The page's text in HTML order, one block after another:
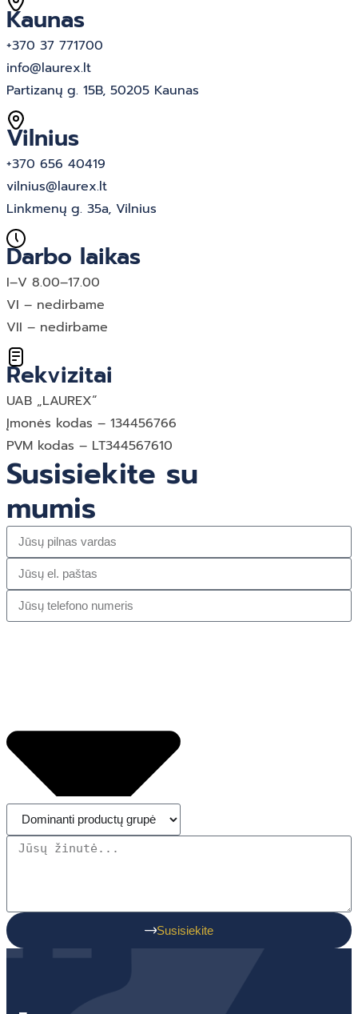
Kaunas
+370 37 771700
info@laurex.lt
Partizanų g. 15B, 50205 Kaunas
Vilnius
+370 656 40419
vilnius@laurex.lt
Linkmenų g. 35a, Vilnius
Darbo laikas
I–V 8.00–17.00
VI – nedirbame
VII – nedirbame
Rekvizitai
UAB „LAUREX“
Įmonės kodas – 134456766
PVM kodas – LT344567610
Susisiekite su
mumis
Susisiekite